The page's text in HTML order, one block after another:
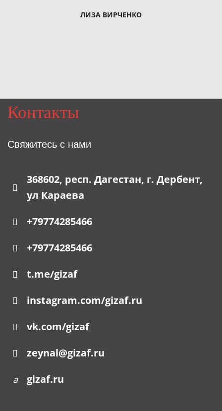
ЛИЗА ВИРЧЕНКО
Контакты
Свяжитесь с нами
368602, респ. Дагестан, г. Дербент,
ул Караева
+79774285466
+79774285466
t.me/gizaf
instagram.com/gizaf.ru
vk.com/gizaf
zeynal@gizaf.ru
gizaf.ru